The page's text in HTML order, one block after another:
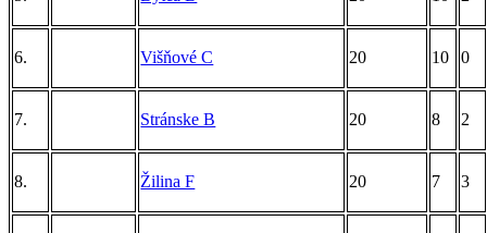
6. Višňové C 20 10 0
7. Stránske B 20 8 2
8. Žilina F 20 7 3